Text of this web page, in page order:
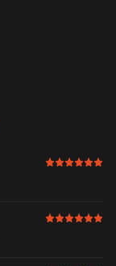
6 av 6 i
6 av 6 i